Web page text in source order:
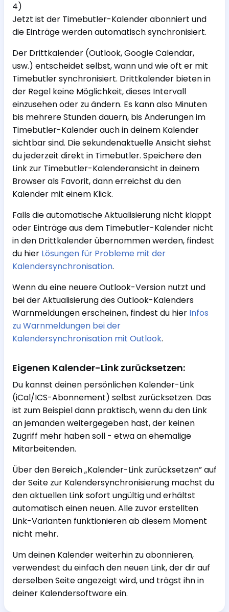
4)
Jetzt ist der Timebutler-Kalender abonniert und
die Einträge werden automatisch synchronisiert.
Der Drittkalender (Outlook, Google Calendar,
usw.) entscheidet selbst, wann und wie oft er mit
Timebutler synchronisiert. Drittkalender bieten in
der Regel keine Möglichkeit, dieses Intervall
einzusehen oder zu ändern. Es kann also Minuten
bis mehrere Stunden dauern, bis Änderungen im
Timebutler-Kalender auch in deinem Kalender
sichtbar sind. Die sekundenaktuelle Ansicht siehst
du jederzeit direkt in Timebutler. Speichere den
Link zur Timebutler-Kalenderansicht in deinem
Browser als Favorit, dann erreichst du den
Kalender mit einem Klick.
Falls die automatische Aktualisierung nicht klappt
oder Einträge aus dem Timebutler-Kalender nicht
in den Drittkalender übernommen werden, findest
du hier Lösungen für Probleme mit der
Kalendersynchronisation.
Wenn du eine neuere Outlook-Version nutzt und
bei der Aktualisierung des Outlook-Kalenders
Warnmeldungen erscheinen, findest du hier Infos
zu Warnmeldungen bei der
Kalendersynchronisation mit Outlook.
Eigenen Kalender-Link zurücksetzen:
Du kannst deinen persönlichen Kalender-Link
(iCal/ICS-Abonnement) selbst zurücksetzen. Das
ist zum Beispiel dann praktisch, wenn du den Link
an jemanden weitergegeben hast, der keinen
Zugriff mehr haben soll - etwa an ehemalige
Mitarbeitenden.
Über den Bereich „Kalender-Link zurücksetzen” auf
der Seite zur Kalendersynchronisierung machst du
den aktuellen Link sofort ungültig und erhältst
automatisch einen neuen. Alle zuvor erstellten
Link-Varianten funktionieren ab diesem Moment
nicht mehr.
Um deinen Kalender weiterhin zu abonnieren,
verwendest du einfach den neuen Link, der dir auf
derselben Seite angezeigt wird, und trägst ihn in
deiner Kalendersoftware ein.